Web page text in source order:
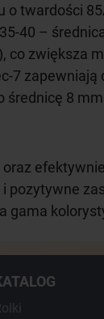
o twardości
40 –
co zwiększa
7
średnicę 8
gama